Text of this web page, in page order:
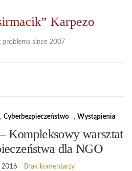
Karpezo
problems since 2007
, Cyberbezpieczeństwo , Wystąpienia
Kompleksowy warsztat
dla NGO
2016 Brak komentarzy